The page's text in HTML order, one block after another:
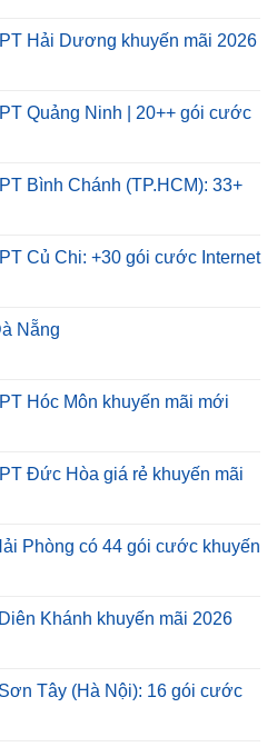
Hải Dương khuyến mãi 2026
Quảng Ninh | 20++ gói cước
Bình Chánh (TP.HCM): 33+
Củ Chi: +30 gói cước Internet
Nẵng
Hóc Môn khuyến mãi mới
Đức Hòa giá rẻ khuyến mãi
Phòng có 44 gói cước khuyến
Khánh khuyến mãi 2026
Tây (Hà Nội): 16 gói cước